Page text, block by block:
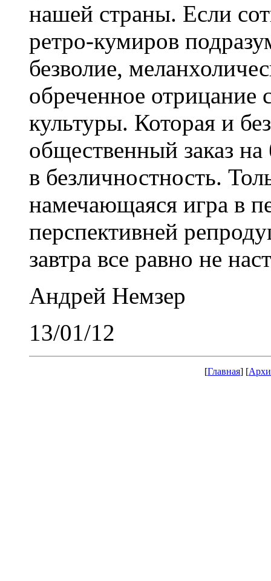
нашей страны. Если
ретро-кумиров
безволие,
обреченное отрицание
культуры. Которая и
общественный заказ
в безличностность.
намечающаяся игра в
перспективней
завтра все равно не
Андрей Немзер
13/01/12
[Главная] [